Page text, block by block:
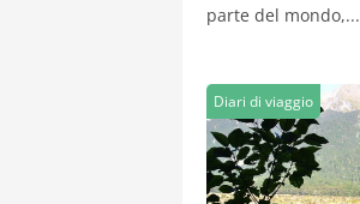
parte del mondo,...
Diari di viaggio